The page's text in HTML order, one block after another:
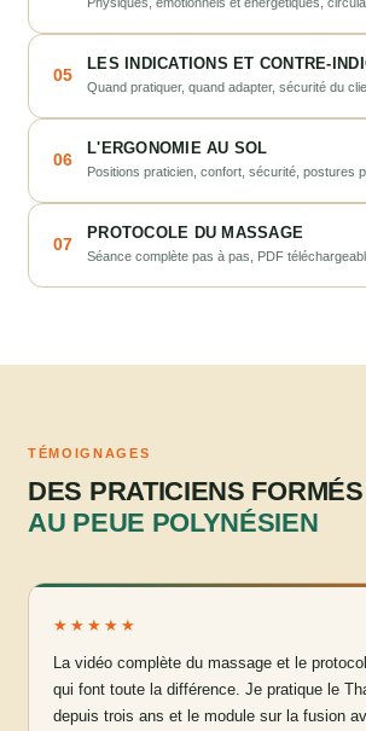
05
LES INDICATIONS ET CONTRE-
Quand pratiquer, quand adapter, sécurité du
06
L'ERGONOMIE AU SOL
Positions praticien, confort, sécurité, postures
07
PROTOCOLE DU MASSAGE
Séance complète pas à pas, PDF
TÉMOIGNAGES
DES PRATICIENS FORMÉS
AU PEUE POLYNÉSIEN
★★★★★
La vidéo complète du massage et le
qui font toute la différence. Je pratique le
depuis trois ans et le module sur la fusion